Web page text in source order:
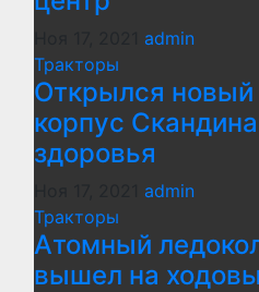
admin
Тракторы
Открылся
корпус
здоровья
admin
Тракторы
Атомный
вышел на